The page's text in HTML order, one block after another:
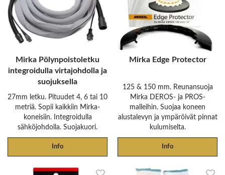
Mirka Pölynpoistoletku
integroidulla virtajohdolla ja
suojuksella
27mm letku. Pituudet 4, 6 tai 10
metriä. Sopii kaikkiin Mirka-
koneisiin. Integroidulla
sähköjohdolla. Suojakuori.
Info
Mirka Edge Protector
125 & 150 mm. Reunansuoja
Mirka DEROS- ja PROS-
malleihin. Suojaa koneen
alustalevyn ja ympäröivät pinnat
kulumiselta.
Info